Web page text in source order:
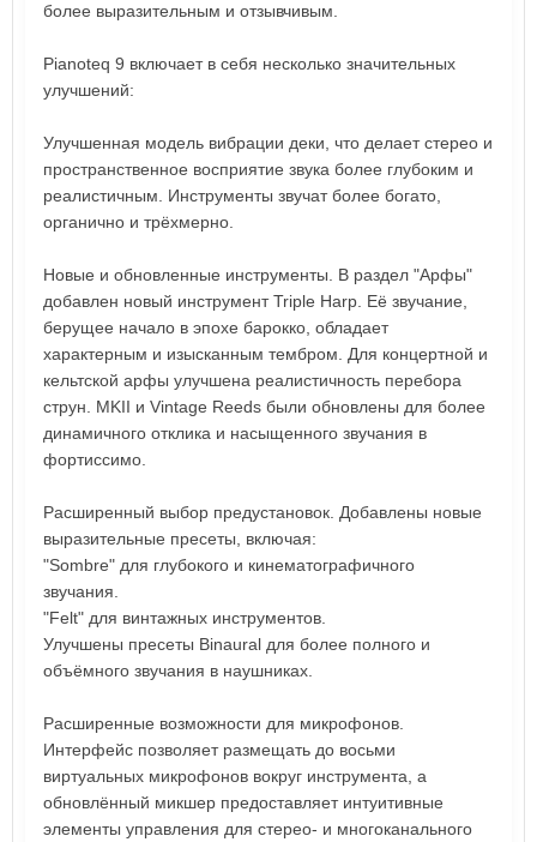
более выразительным и отзывчивым.
Pianoteq 9 включает в себя несколько значительных
улучшений:
Улучшенная модель вибрации деки, что делает стерео и
пространственное восприятие звука более глубоким и
реалистичным. Инструменты звучат более богато,
органично и трёхмерно.
Новые и обновленные инструменты. В раздел "Арфы"
добавлен новый инструмент Triple Harp. Её звучание,
берущее начало в эпохе барокко, обладает
характерным и изысканным тембром. Для концертной и
кельтской арфы улучшена реалистичность перебора
струн. MKII и Vintage Reeds были обновлены для более
динамичного отклика и насыщенного звучания в
фортиссимо.
Расширенный выбор предустановок. Добавлены новые
выразительные пресеты, включая:
"Sombre" для глубокого и кинематографичного
звучания.
"Felt" для винтажных инструментов.
Улучшены пресеты Binaural для более полного и
объёмного звучания в наушниках.
Расширенные возможности для микрофонов.
Интерфейс позволяет размещать до восьми
виртуальных микрофонов вокруг инструмента, а
обновлённый микшер предоставляет интуитивные
элементы управления для стерео- и многоканального